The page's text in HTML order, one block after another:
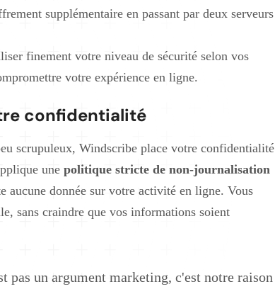
supplémentaire en passant par deux serveurs
finement votre niveau de sécurité selon vos
votre expérience en ligne.
confidentialité
scrupuleux, Windscribe place votre confidentialité
une politique stricte de non-journalisation
aucune donnée sur votre activité en ligne. Vous
sans craindre que vos informations soient
un argument marketing, c'est notre raison